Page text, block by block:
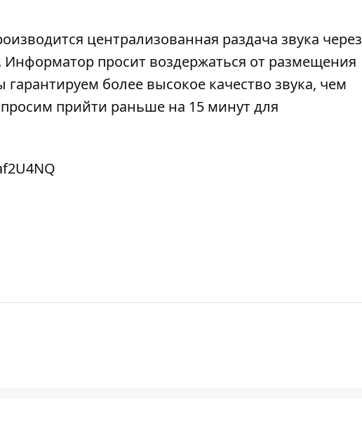
централизованная раздача звука через
Информатор просит воздержаться от размещения
более высокое качество звука, чем
прийти раньше на 15 минут для